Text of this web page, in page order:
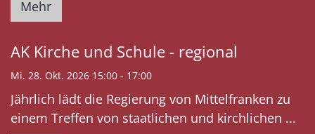
Mehr
AK Kirche und Schule - regional
Mi. 28. Okt. 2026 15:00 - 17:00
Jährlich lädt die Regierung von Mittelfranken zu
einem Treffen von staatlichen und kirchlichen ...